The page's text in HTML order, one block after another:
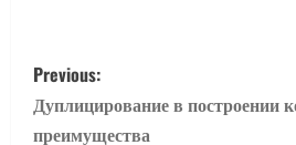
P
o
Previous:
Дуплицирование в построении
преимущества